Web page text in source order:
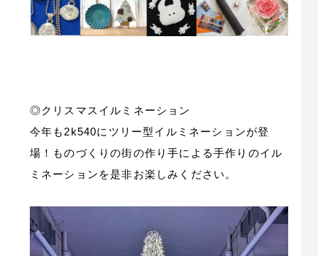
◎クリスマスイルミネーション
今年も2k540にツリー型イルミネーションが登
場！ものづくりの街の作り手による手作りのイル
ミネーションを是非お楽しみください。